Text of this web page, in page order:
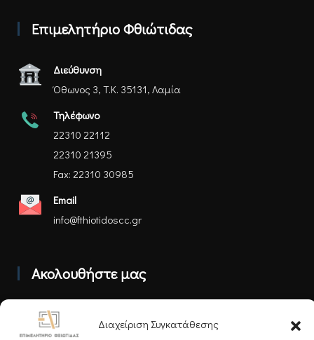
Διαχείριση Συγκατάθεσης
Επιμελητήριο Φθιώτιδας
Διεύθυνση
Όθωνος 3, Τ.Κ. 35131, Λαμία
Τηλέφωνο
22310 22112
22310 21395
Fax: 22310 30985
Email
info@fthiotidoscc.gr
Ακολουθήστε μας